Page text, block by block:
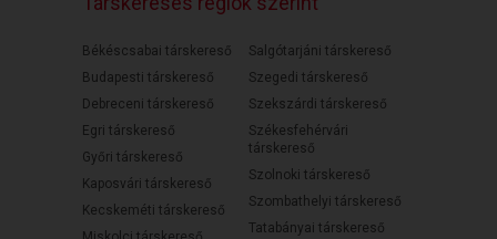
Békéscsabai társkereső
Budapesti társkereső
Debreceni társkereső
Egri társkereső
Győri társkereső
Kaposvári társkereső
Kecskeméti társkereső
Salgótarjáni társkereső
Szegedi társkereső
Szekszárdi társkereső
Székesfehérvári
társkereső
Szolnoki társkereső
Szombathelyi társkereső
Tatabányai társkereső